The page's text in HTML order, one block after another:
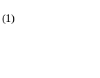
(1)